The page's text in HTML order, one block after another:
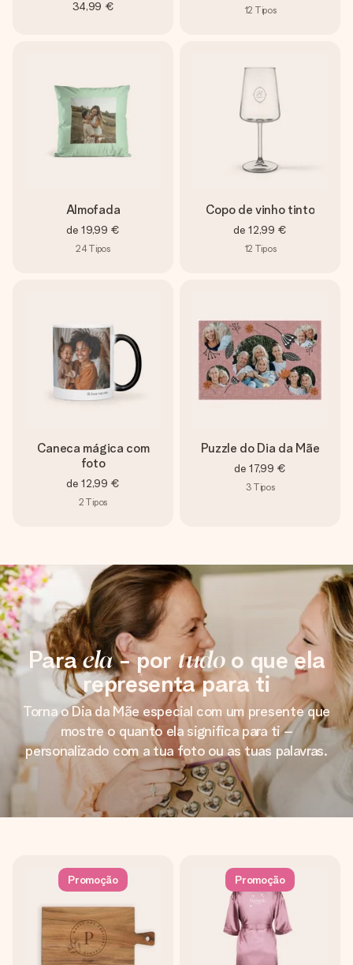
34,99 € 12 Tipos
Almofada
de 19,99 €
24Tipos
Copo de vinho tinto
de 12,99 €
12 Tipos
Caneca mágica com
foto
de 12,99 €
2 Tipos
Puzzle do Dia da Mãe
de 17,99 €
3 Tipos
Paraela- portudoo que ela
representa para ti
Torna o Dia da Mãe especial com um presente que
mostre o quanto ela significa para ti –
personalizado com a tua foto ou as tuas palavras.
Promoção Promoção